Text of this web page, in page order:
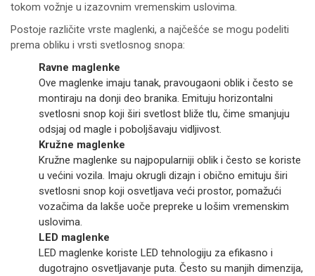
tokom vožnje u izazovnim vremenskim uslovima.
Postoje različite vrste maglenki, a najčešće se mogu podeliti
prema obliku i vrsti svetlosnog snopa:
Ravne maglenke
Ove maglenke imaju tanak, pravougaoni oblik i često se
montiraju na donji deo branika. Emituju horizontalni
svetlosni snop koji širi svetlost bliže tlu, čime smanjuju
odsjaj od magle i poboljšavaju vidljivost.
Kružne maglenke
Kružne maglenke su najpopularniji oblik i često se koriste
u većini vozila. Imaju okrugli dizajn i obično emituju širi
svetlosni snop koji osvetljava veći prostor, pomažući
vozačima da lakše uoče prepreke u lošim vremenskim
uslovima.
LED maglenke
LED maglenke koriste LED tehnologiju za efikasno i
dugotrajno osvetljavanje puta. Često su manjih dimenzija,